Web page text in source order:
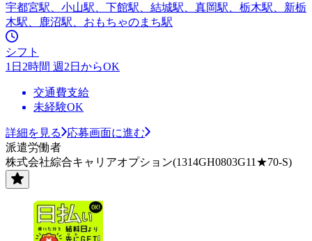
宇都宮駅、小山駅、下館駅、結城駅、真岡駅、栃木駅、新栃
木駅、鹿沼駅、おもちゃのまち駅
シフト
1日2時間 週2日からOK
交通費支給
未経験OK
詳細を見る
応募画面に進む
派遣労働者
株式会社綜合キャリアオプション(1314GH0803G11★70-S)